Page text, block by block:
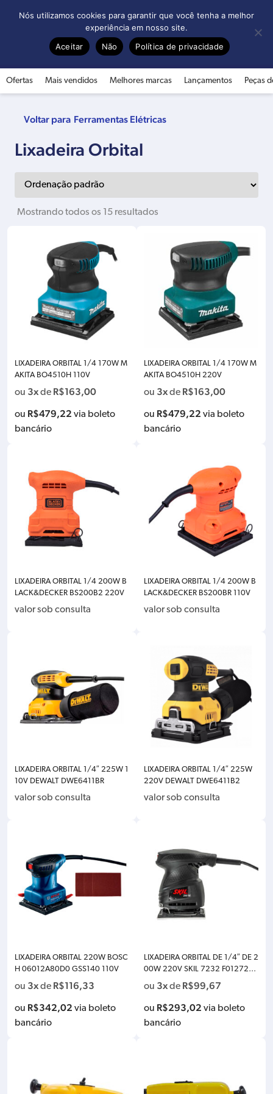
Ofertas Mais vendidos Melhores marcas Lançamentos Peças
Ferramentas Elétricas
Lixadeira Orbital
Mostrando todos os 15 resultados
LIXADEIRA ORBITAL 1/4 170W M
AKITA BO4510H 110V
ou 3xde R$163,00
ou R$479,22 via boleto
bancário
LIXADEIRA ORBITAL 1/4 170W M
AKITA BO4510H 220V
ou 3xde R$163,00
ou R$479,22 via boleto
bancário
LIXADEIRA ORBITAL 1/4 200W B
LACK&DECKER BS200B2 220V
valor sob consulta
LIXADEIRA ORBITAL 1/4 200W B
LACK&DECKER BS200BR 110V
valor sob consulta
LIXADEIRA ORBITAL 1/4″ 225W 1
10V DEWALT DWE6411BR
valor sob consulta
LIXADEIRA ORBITAL 1/4″ 225W
220V DEWALT DWE6411B2
valor sob consulta
LIXADEIRA ORBITAL 220W BOSC
H 06012A80D0 GSS140 110V
ou 3xde R$116,33
ou R$342,02 via boleto
bancário
LIXADEIRA ORBITAL DE 1/4″ DE 2
00W 220V SKIL 7232 F0127232
ou 3xde R$99,67
ou R$293,02 via boleto
bancário
Nós utilizamos cookies para garantir que você tenha a melhor
experiência em nosso site.
Aceitar
Não Política de privacidade